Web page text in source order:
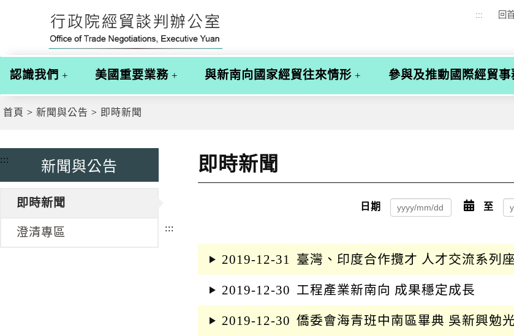
區
塊
C
區
塊
::: 回
認識我們 美國重要業務 與新南向國家經貿往來情形 參與及推動國際經貿事
首頁 新聞與公告 即時新聞
::: 新聞與公告
即時新聞
澄清專區
即時新聞
日期
點
選
擇
日
期
起
日
至
:::
2019-12-31 臺灣、印度合作攬才 人才交流系列
2019-12-30 工程產業新南向 成果穩定成長
2019-12-30 僑委會海青班中南區畢典 吳新興勉